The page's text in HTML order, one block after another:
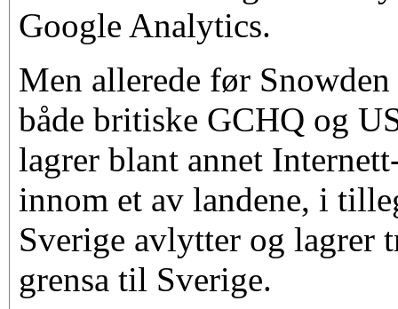
Google Analytics.
Men allerede før
både britiske GCHQ og
lagrer blant annet
innom et av landene, i
Sverige avlytter og lagrer
grensa til Sverige.